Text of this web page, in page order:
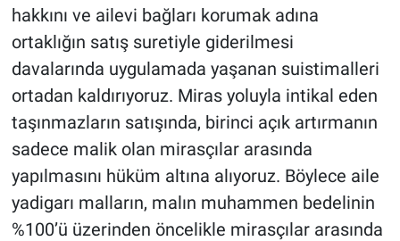
hakkını ve ailevi bağları korumak adına
ortaklığın satış suretiyle giderilmesi
davalarında uygulamada yaşanan suistimalleri
ortadan kaldırıyoruz. Miras yoluyla intikal eden
taşınmazların satışında, birinci açık artırmanın
sadece malik olan mirasçılar arasında
yapılmasını hüküm altına alıyoruz. Böylece aile
yadigarı malların, malın muhammen bedelinin
%100’ü üzerinden öncelikle mirasçılar arasında